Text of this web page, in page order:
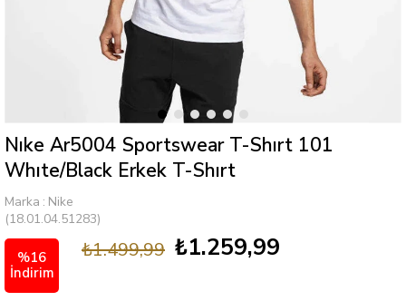
Nıke Ar5004 Sportswear T-Shırt 101
Whıte/Black Erkek T-Shırt
Marka : Nike
(18.01.04.51283)
%16
İndirim
₺1.499,99 ₺1.259,99